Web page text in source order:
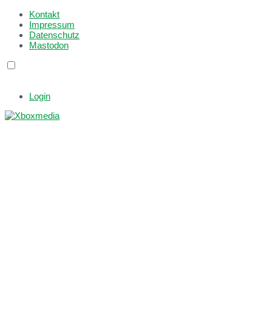
Kontakt
Impressum
Datenschutz
Mastodon
Login